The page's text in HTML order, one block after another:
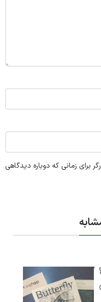
برای زمانی که دوباره دیدگاهی